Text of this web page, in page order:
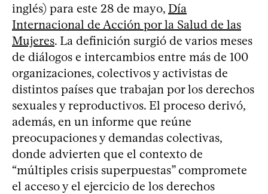
inglés) para este 28 de mayo, Día
Internacional de Acción por la Salud de las
Mujeres. La definición surgió de varios meses
de diálogos e intercambios entre más de 100
organizaciones, colectivos y activistas de
distintos países que trabajan por los derechos
sexuales y reproductivos. El proceso derivó,
además, en un informe que reúne
preocupaciones y demandas colectivas,
donde advierten que el contexto de
“múltiples crisis superpuestas” compromete
el acceso y el ejercicio de los derechos